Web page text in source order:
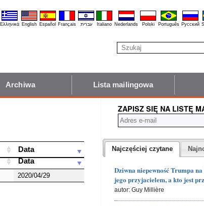
Ελληνικά English Español Français עברית Italiano Nederlands Polski Português Pyccĸий
Archiwa Lista mailingowa
Data
2020/04/29
ZAPISZ SIĘ NA LISTĘ
Najczęściej czytane
Dziwna niepewność Trumpa
jego przyjacielem, a kto jest
autor: Guy Millière
Data